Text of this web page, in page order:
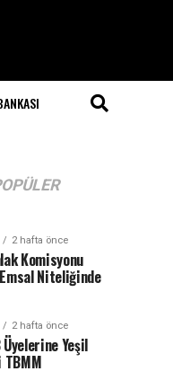
2 hafta önce
Komisyonu
Emsal Niteliğinde
2 hafta önce
Üyelerine Yeşil